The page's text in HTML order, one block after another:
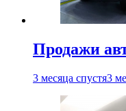
Продажи
3 месяца спустя3